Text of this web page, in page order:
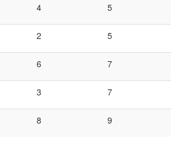
4 5
2 5
6 7
3 7
8 9